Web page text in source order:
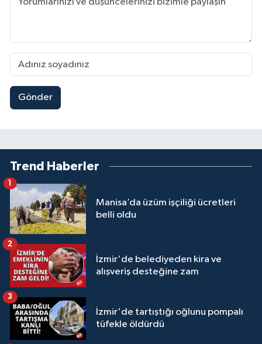
Gönder
Trend Haberler
Manisa’da üzüm işçiliği ücretleri
belli oldu
1
İzmir'de belediyeden kira ve
alışveriş desteğine zam
2
İzmir'de tartıştığı oğlunu pompalı
tüfekle öldürdü
3